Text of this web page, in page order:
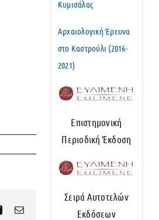
Xing Email
Κυμισάλας
Αρχαιολογική Έρευνα
στο Καστρούλι (2016-
2021)
Επιστημονική
Περιοδική Έκδοση
Σειρά Αυτοτελών
Εκδόσεων